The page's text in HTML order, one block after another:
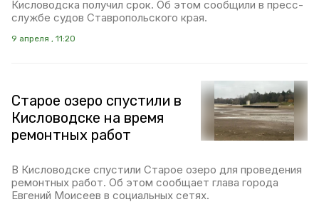
Кисловодска получил срок. Об этом сообщили в пресс-
службе судов Ставропольского края.
9 апреля , 11:20
Старое озеро спустили в
Кисловодске на время
ремонтных работ
В Кисловодске спустили Старое озеро для проведения
ремонтных работ. Об этом сообщает глава города
Евгений Моисеев в социальных сетях.